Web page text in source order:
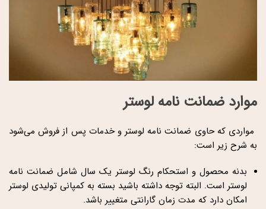
موارد ضمانت نامه لوستر
مواردی که حاوی ضمانت نامه لوستر و خدمات پس از فروش می‌شود
به شرح زیر است:
بدنه محصول و استحکام رنگ لوستر یک سال شامل ضمانت نامه
لوستر است. البته توجه داشته باشید بسته به کمپانی تولیدی لوستر
امکان دارد که مدت زمان گارانتی متغییر باشد‌.